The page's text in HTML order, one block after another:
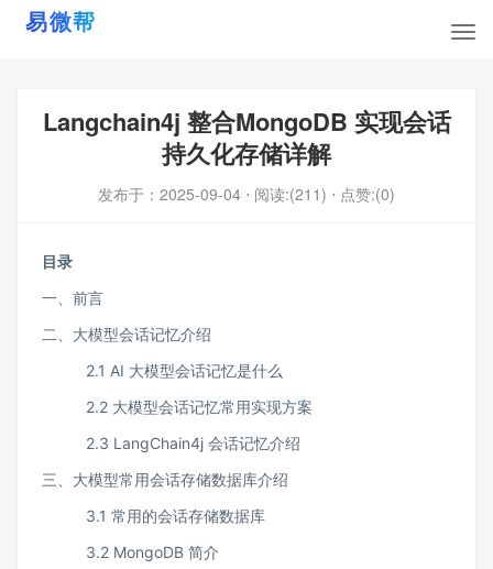
Langchain4j 整合MongoDB 实现会话
持久化存储详解
发布于： 2025-09-04 ⋅ 阅读:(211) ⋅ 点赞:(0)
目录
一、前言
二、大模型会话记忆介绍
2.1 AI 大模型会话记忆是什么
2.2 大模型会话记忆常用实现方案
2.3 LangChain4j 会话记忆介绍
三、大模型常用会话存储数据库介绍
3.1 常用的会话存储数据库
3.2 MongoDB 简介